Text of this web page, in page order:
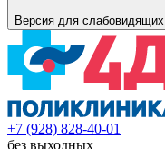
Версия для слабовидящих
+7 (928) 828-40-01
без выходных